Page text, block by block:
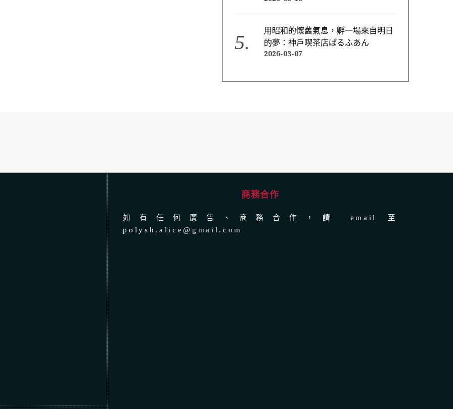
用昭和的懷舊氣息，孵一場來自明日
的夢：神戶喫茶店ぱるふあん
2026-03-07
商務合作
如有任何廣告、商務合作，請 email 至
polysh.alice@gmail.com